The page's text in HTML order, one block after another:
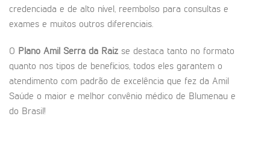
credenciada e de alto nível, reembolso para consultas e
exames e muitos outros diferenciais.
O Plano Amil Serra da Raiz se destaca tanto no formato
quanto nos tipos de benefícios, todos eles garantem o
atendimento com padrão de excelência que fez da Amil
Saúde o maior e melhor convênio médico de Blumenau e
do Brasil!